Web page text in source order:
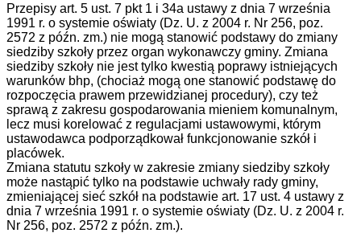
Przepisy art. 5 ust. 7 pkt 1 i 34a ustawy z dnia 7 września
1991 r. o systemie oświaty (Dz. U. z 2004 r. Nr 256, poz.
2572 z późn. zm.) nie mogą stanowić podstawy do zmiany
siedziby szkoły przez organ wykonawczy gminy. Zmiana
siedziby szkoły nie jest tylko kwestią poprawy istniejących
warunków bhp, (chociaż mogą one stanowić podstawę do
rozpoczęcia prawem przewidzianej procedury), czy też
sprawą z zakresu gospodarowania mieniem komunalnym,
lecz musi korelować z regulacjami ustawowymi, którym
ustawodawca podporządkował funkcjonowanie szkół i
placówek.
Zmiana statutu szkoły w zakresie zmiany siedziby szkoły
może nastąpić tylko na podstawie uchwały rady gminy,
zmieniającej sieć szkół na podstawie art. 17 ust. 4 ustawy z
dnia 7 września 1991 r. o systemie oświaty (Dz. U. z 2004 r.
Nr 256, poz. 2572 z późn. zm.).